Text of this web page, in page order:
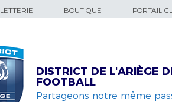
BOUTIQUE PORTAIL
DISTRICT DE L'ARIÈGE
FOOTBALL
Partageons notre même